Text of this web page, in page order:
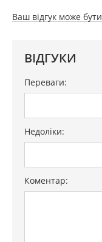
Ваш відгук може
ВІДГУКИ
Переваги:
Недоліки:
Коментар: